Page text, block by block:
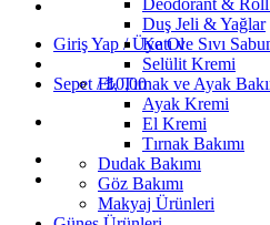
Giriş Yap / Üye Ol
Sepet /₺0,00
Deodorant &
Duş Jeli & Yağlar
Katı ve Sıvı
Selülit Kremi
El, Tırnak ve Ayak
Ayak Kremi
El Kremi
Tırnak Bakımı
Dudak Bakımı
Göz Bakımı
Makyaj Ürünleri